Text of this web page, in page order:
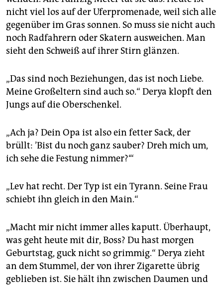
nicht viel los auf der Uferpromenade, weil sich alle
gegenüber im Gras sonnen. So muss sie nicht auch
noch Radfahrern oder Skatern ausweichen. Man
sieht den Schweiß auf ihrer Stirn glänzen.
„Das sind noch Beziehungen, das ist noch Liebe.
Meine Großeltern sind auch so.“ Derya klopft den
Jungs auf die Oberschenkel.
„Ach ja? Dein Opa ist also ein fetter Sack, der
brüllt: ’Bist du noch ganz sauber? Dreh mich um,
ich sehe die Festung nimmer?‘“
„Lev hat recht. Der Typ ist ein Tyrann. Seine Frau
schiebt ihn gleich in den Main.“
„Macht mir nicht immer alles kaputt. Überhaupt,
was geht heute mit dir, Boss? Du hast morgen
Geburtstag, guck nicht so grimmig.“ Derya zieht
an dem Stummel, der von ihrer Zigarette übrig
geblieben ist. Sie hält ihn zwischen Daumen und